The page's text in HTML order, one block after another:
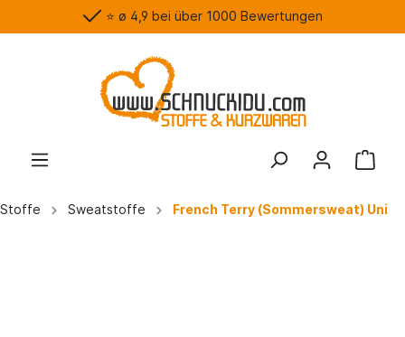
⭐️ ø 4,9 bei über 1000 Bewertungen
Stoffe Sweatstoffe French Terry (Sommersweat) Uni